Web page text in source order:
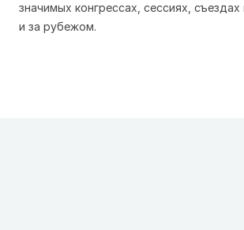
значимых конгрессах, сессиях,
и за рубежом.